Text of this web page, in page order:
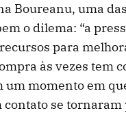
Boureanu, uma
o dilema: “a
para
às vezes tem
um momento em
contato se tornaram